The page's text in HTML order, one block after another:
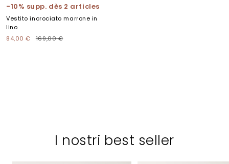
slide
1
alla
2
alla
3
alla
4
alla
5
alla
6
-10% supp. dès 2 articles
Vestito incrociato marrone in
lino
Prezzo
84,00 €
Prezzo
169,00 €
I nostri best seller